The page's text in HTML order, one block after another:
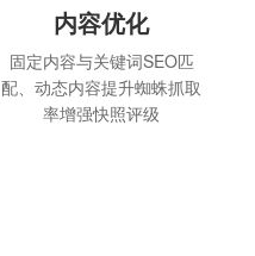
内容优化
固定内容与关键词SEO匹
配、动态内容提升蜘蛛抓取
率增强快照评级